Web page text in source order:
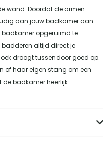
wand. Doordat de armen
aan jouw badkamer aan.
badkamer opgeruimd te
altijd direct je
droogt tussendoor goed op.
of haar eigen stang om een
badkamer heerlijk